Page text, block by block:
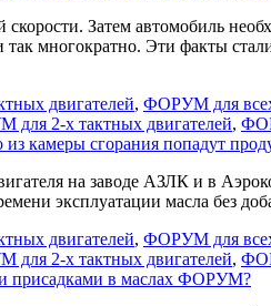
Затем автомобиль
так многократно. Эти факты
двигателей, ФОРУМ для всех
2-х тактных двигателей,
из камеры сгорания попадут
на заводе АЗЛК и в
эксплуатации масла без
двигателей, ФОРУМ для всех
2-х тактных двигателей,
присадками в маслах ФОРУМ?